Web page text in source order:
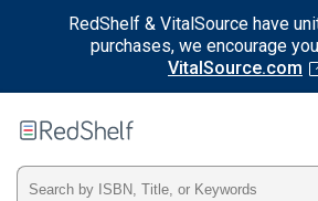
RedShelf & VitalSource have
purchases, we encourage
VitalSource.com
RedShelf
Type